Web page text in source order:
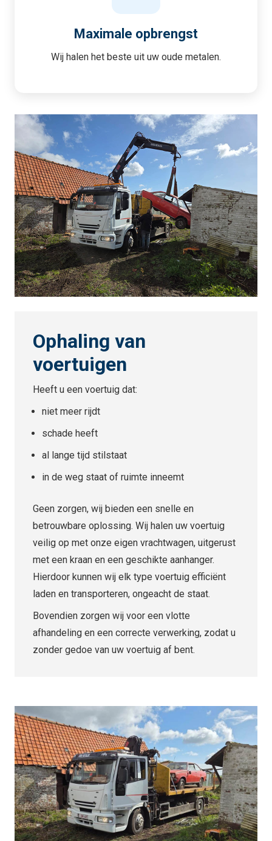
Maximale opbrengst
Wij halen het beste uit uw oude metalen.
Ophaling van
voertuigen
Heeft u een voertuig dat:
niet meer rijdt
schade heeft
al lange tijd stilstaat
in de weg staat of ruimte inneemt
Geen zorgen, wij bieden een snelle en
betrouwbare oplossing. Wij halen uw voertuig
veilig op met onze eigen vrachtwagen, uitgerust
met een kraan en een geschikte aanhanger.
Hierdoor kunnen wij elk type voertuig efficiënt
laden en transporteren, ongeacht de staat.
Bovendien zorgen wij voor een vlotte
afhandeling en een correcte verwerking, zodat u
zonder gedoe van uw voertuig af bent.